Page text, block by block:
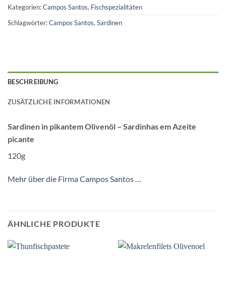
Kategorien:Campos Santos, Fischspezialitäten
Schlagwörter:Campos Santos, Sardinen
BESCHREIBUNG
ZUSÄTZLICHE INFORMATIONEN
Sardinen in pikantem Olivenöl – Sardinhas em Azeite
picante
120g
Mehr über die Firma Campos Santos …
ÄHNLICHE PRODUKTE